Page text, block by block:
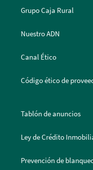
Grupo Caja Rural
Nuestro ADN
Canal Ético
Código ético de
Tablón de anuncios
Ley de Crédito
Prevención de